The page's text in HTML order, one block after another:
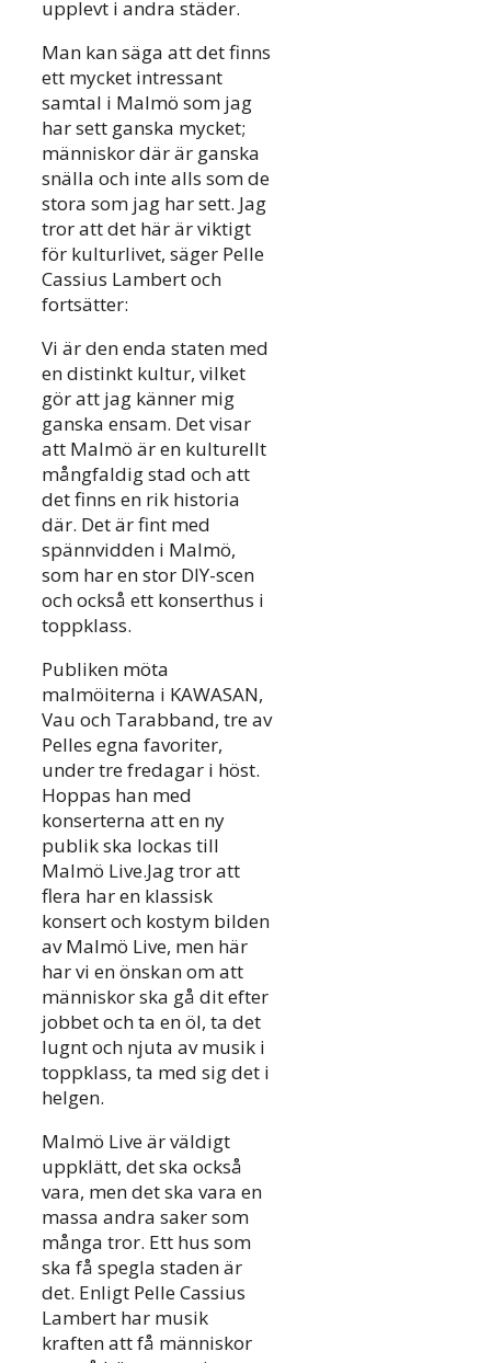
upplevt i andra städer.
Man kan säga att det finns
ett mycket intressant
samtal i Malmö som jag
har sett ganska mycket;
människor där är ganska
snälla och inte alls som de
stora som jag har sett. Jag
tror att det här är viktigt
för kulturlivet, säger Pelle
Cassius Lambert och
fortsätter:
Vi är den enda staten med
en distinkt kultur, vilket
gör att jag känner mig
ganska ensam. Det visar
att Malmö är en kulturellt
mångfaldig stad och att
det finns en rik historia
där. Det är fint med
spännvidden i Malmö,
som har en stor DIY-scen
och också ett konserthus i
toppklass.
Publiken möta
malmöiterna i KAWASAN,
Vau och Tarabband, tre av
Pelles egna favoriter,
under tre fredagar i höst.
Hoppas han med
konserterna att en ny
publik ska lockas till
Malmö Live.Jag tror att
flera har en klassisk
konsert och kostym bilden
av Malmö Live, men här
har vi en önskan om att
människor ska gå dit efter
jobbet och ta en öl, ta det
lugnt och njuta av musik i
toppklass, ta med sig det i
helgen.
Malmö Live är väldigt
uppklätt, det ska också
vara, men det ska vara en
massa andra saker som
många tror. Ett hus som
ska få spegla staden är
det. Enligt Pelle Cassius
Lambert har musik
kraften att få människor